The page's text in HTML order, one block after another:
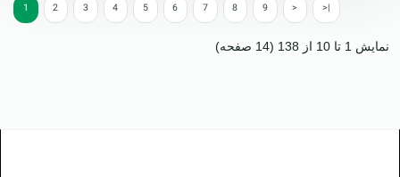
1 2 3 4 5 6 7 8 9 > >|
نمایش 1 تا 10 از 138 (14 صفحه)